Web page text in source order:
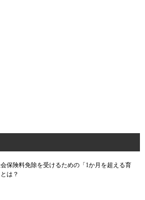
保険料免除を受けるための「1か月を超える育
は？